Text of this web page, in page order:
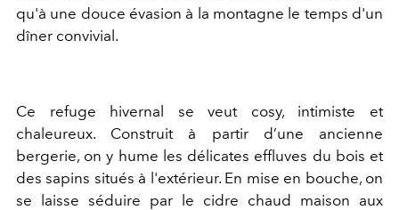
qu'à une douce évasion à la montagne le temps d'un
dîner convivial.
Ce refuge hivernal se veut cosy, intimiste et
chaleureux. Construit à partir d’une ancienne
bergerie, on y hume les délicates effluves du bois et
des sapins situés à l'extérieur. En mise en bouche, on
se laisse séduire par le cidre chaud maison aux